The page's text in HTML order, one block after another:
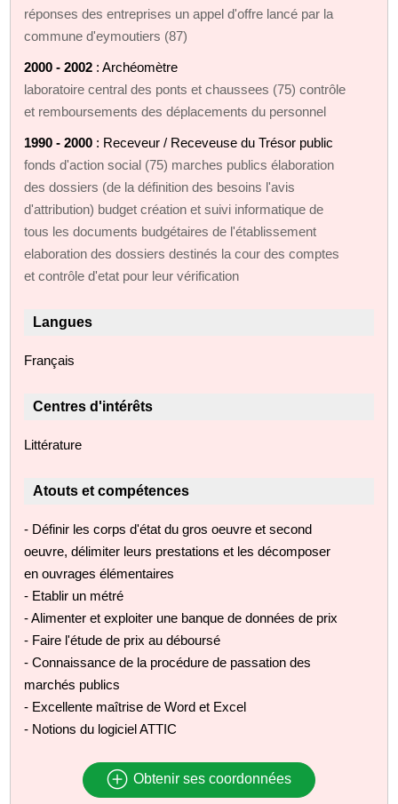
réponses des entreprises un appel d'offre lancé par la
commune d'eymoutiers (87)
2000 - 2002 : Archéomètre
laboratoire central des ponts et chaussees (75) contrôle
et remboursements des déplacements du personnel
1990 - 2000 : Receveur / Receveuse du Trésor public
fonds d'action social (75) marches publics élaboration
des dossiers (de la définition des besoins l'avis
d'attribution) budget création et suivi informatique de
tous les documents budgétaires de l'établissement
elaboration des dossiers destinés la cour des comptes
et contrôle d'etat pour leur vérification
Langues
Français
Centres d'intérêts
Littérature
Atouts et compétences
- Définir les corps d'état du gros oeuvre et second
oeuvre, délimiter leurs prestations et les décomposer
en ouvrages élémentaires
- Etablir un métré
- Alimenter et exploiter une banque de données de prix
- Faire l'étude de prix au déboursé
- Connaissance de la procédure de passation des
marchés publics
- Excellente maîtrise de Word et Excel
- Notions du logiciel ATTIC
Obtenir ses coordonnées